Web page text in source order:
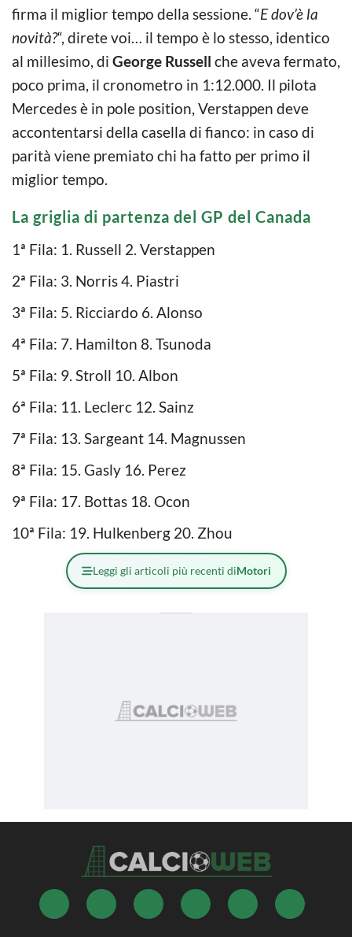
firma il miglior tempo della sessione. “E dov’è la
novità?“, direte voi… il tempo è lo stesso, identico
al millesimo, di George Russell che aveva fermato,
poco prima, il cronometro in 1:12.000. Il pilota
Mercedes è in pole position, Verstappen deve
accontentarsi della casella di fianco: in caso di
parità viene premiato chi ha fatto per primo il
miglior tempo.
La griglia di partenza del GP del Canada
1ª Fila: 1. Russell 2. Verstappen
2ª Fila: 3. Norris 4. Piastri
3ª Fila: 5. Ricciardo 6. Alonso
4ª Fila: 7. Hamilton 8. Tsunoda
5ª Fila: 9. Stroll 10. Albon
6ª Fila: 11. Leclerc 12. Sainz
7ª Fila: 13. Sargeant 14. Magnussen
8ª Fila: 15. Gasly 16. Perez
9ª Fila: 17. Bottas 18. Ocon
10ª Fila: 19. Hulkenberg 20. Zhou
Leggi gli articoli più recenti diMotori